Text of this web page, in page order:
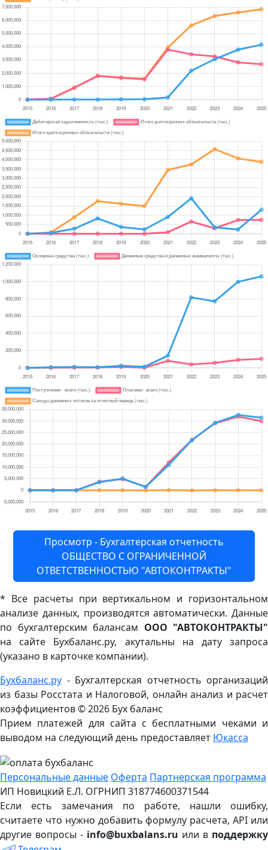
Просмотр - Бухгалтерская отчетность
ОБЩЕСТВО С ОГРАНИЧЕННОЙ
ОТВЕТСТВЕННОСТЬЮ "АВТОКОНТРАКТЫ"
* Все расчеты при вертикальном и горизонтальном
анализе данных, производятся автоматически. Данные
по бухгалтерским балансам ООО "АВТОКОНТРАКТЫ"
на сайте Бухбаланс.ру, акутальны на дату запроса
(указано в карточке компании).
Бухбаланс.ру - Бухгалтерская отчетность организаций
из базы Росстата и Налоговой, онлайн анализ и расчет
коэффициентов ©2026 Бух баланс
Прием платежей для сайта с бесплатными чеками и
выводом на следующий день предоставляет Юкасса
Персональные данные Оферта Партнерская программа
ИП Новицкий Е.Л. ОГРНИП 318774600371544
Если есть замечания по работе, нашли ошибку,
считаете что нужно добавить формулу расчета, API или
другие вопросы - info@buxbalans.ru или в поддержку